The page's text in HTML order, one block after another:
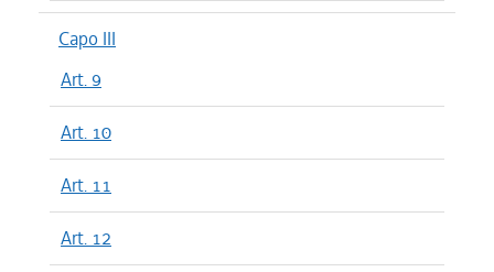
Capo III
Art. 9
Art. 10
Art. 11
Art. 12